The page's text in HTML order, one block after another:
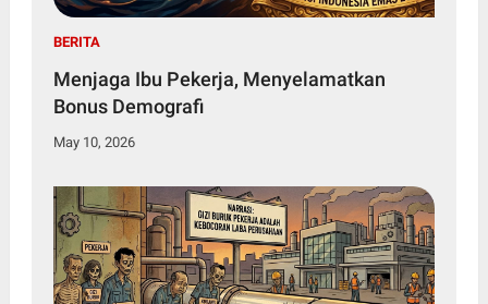
BERITA
Menjaga Ibu Pekerja, Menyelamatkan
Bonus Demografi
May 10, 2026